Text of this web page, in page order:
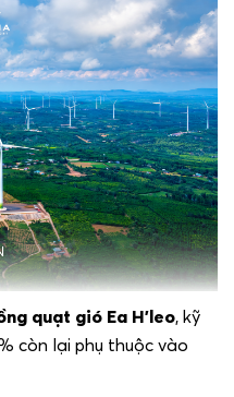
quạt gió Ea H’leo, kỹ
còn lại phụ thuộc vào